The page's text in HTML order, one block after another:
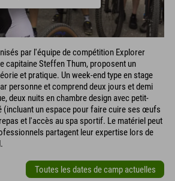
par l'équipe de compétition Explorer
capitaine Steffen Thum, proposent un
et pratique. Un week-end type en stage
personne et comprend deux jours et demi
deux nuits en chambre design avec petit-
(incluant un espace pour faire cuire ses œufs
et l'accès au spa sportif. Le matériel peut
partagent leur expertise lors de
Toutes les dates de camp actuelles